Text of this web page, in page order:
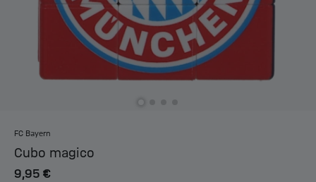
FC Bayern
Cubo magico
9,95 €